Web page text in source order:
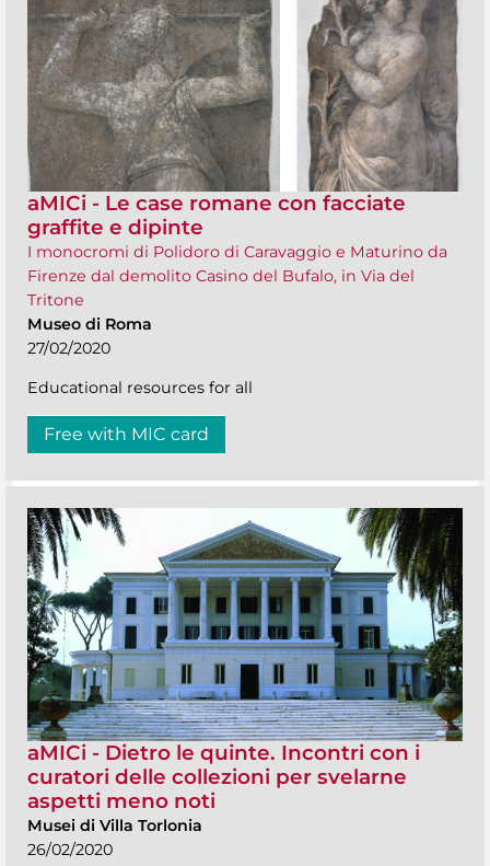
aMICi - Le case romane con facciate
graffite e dipinte
I monocromi di Polidoro di Caravaggio e Maturino da
Firenze dal demolito Casino del Bufalo, in Via del
Tritone
Museo di Roma
27/02/2020
Educational resources for all
Free with MIC card
aMICi - Dietro le quinte. Incontri con i
curatori delle collezioni per svelarne
aspetti meno noti
Musei di Villa Torlonia
26/02/2020